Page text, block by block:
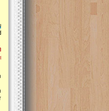
slide
slide
Ulurtangan Bersama PDUI Kota
Safari Wakaf Qur'an dan Tebar
Sembako ke Pelosok Negeri
Mari bergabung dalam memperkuat
kebaikan di pelosok negeri dengan
Qur'an. Jangan ragu untuk menjadi
kebaikan ini. Abadikan harta dengan
Qur'an dan saksikan...